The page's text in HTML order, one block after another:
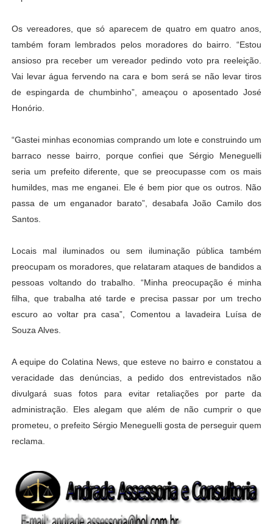
Os vereadores, que só aparecem de quatro em quatro anos,
também foram lembrados pelos moradores do bairro. “Estou
ansioso pra receber um vereador pedindo voto pra reeleição.
Vai levar água fervendo na cara e bom será se não levar tiros
de espingarda de chumbinho”, ameaçou o aposentado José
Honório.
“Gastei minhas economias comprando um lote e construindo um
barraco nesse bairro, porque confiei que Sérgio Meneguelli
seria um prefeito diferente, que se preocupasse com os mais
humildes, mas me enganei. Ele é bem pior que os outros. Não
passa de um enganador barato”, desabafa João Camilo dos
Santos.
Locais mal iluminados ou sem iluminação pública também
preocupam os moradores, que relataram ataques de bandidos a
pessoas voltando do trabalho. “Minha preocupação é minha
filha, que trabalha até tarde e precisa passar por um trecho
escuro ao voltar pra casa”, Comentou a lavadeira Luísa de
Souza Alves.
A equipe do Colatina News, que esteve no bairro e constatou a
veracidade das denúncias, a pedido dos entrevistados não
divulgará suas fotos para evitar retaliações por parte da
administração. Eles alegam que além de não cumprir o que
prometeu, o prefeito Sérgio Meneguelli gosta de perseguir quem
reclama.